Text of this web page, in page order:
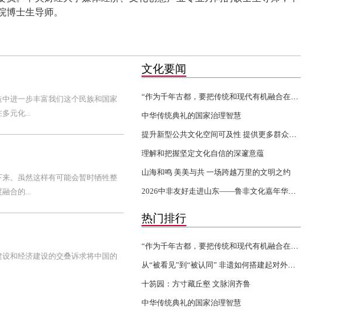
博士生导师。
进一步丰富我们这个民族和国家
元化...
。虽然这样有可能会暂时牺牲整
合的...
和经济建设的交叠诉求将中国的
文化要闻
“作为千年古都，要把传统和现代有机融合在一起”
中华传统典礼的国家治理智慧
提升新型公共文化空间可及性 提供更多群众身边的文化服务
理解和把握坚定文化自信的深邃意蕴
山海和鸣 美美与共 一场跨越万里的文明之约
2026中非友好走进山东——鲁非文化嘉年华活动开幕
热门排行
“作为千年古都，要把传统和现代有机融合在一起”
从“被看见”到“被认同” 非遗如何搭建起对外文化交流的桥梁
十笏园：方寸藏丘壑 文脉润齐鲁
中华传统典礼的国家治理智慧